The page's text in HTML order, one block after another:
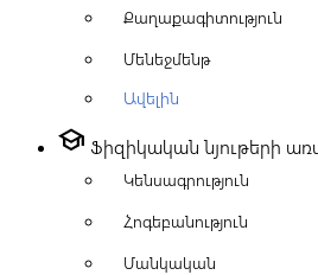
Քաղաքագիտություն
Մենեջմենթ
Ավելին
school Ֆիզիկական նյութերի
Կենսագրություն
Հոգեբանություն
Մանկական